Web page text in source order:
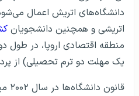
دانشگاه‌های اتریش اعمال
اتریشی و همچنین دانشجویان
منطقه اقتصادی اروپا، در
یک مهلت دو ترم تحصیلی) از